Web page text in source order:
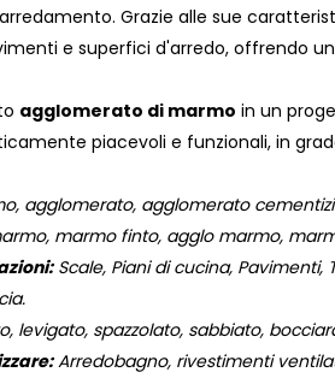
Grazie alle sue
e superfici d'arredo, offrendo
agglomerato di marmo in un
piacevoli e funzionali, in
agglomerato, agglomerato
marmo finto, agglo marmo,
Scale, Piani di cucina, Pavimenti,
levigato, spazzolato, sabbiato,
Arredobagno, rivestimenti